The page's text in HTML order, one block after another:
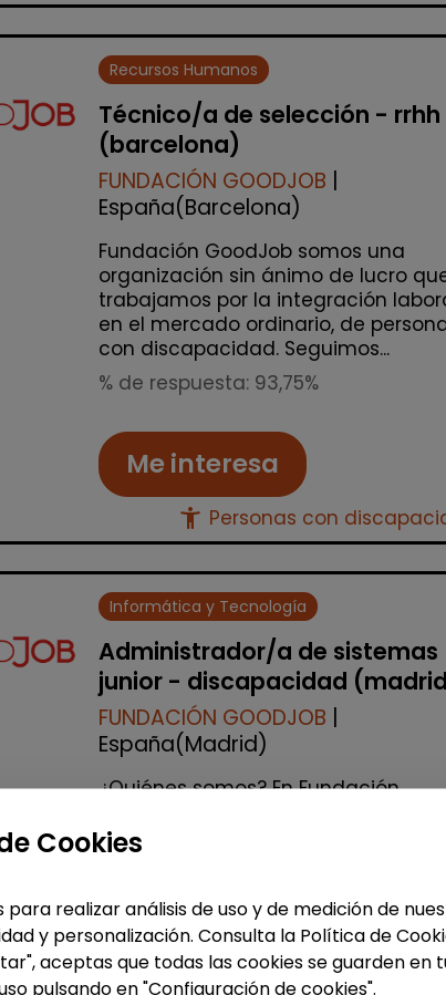
Recursos Humanos
Técnico/a de selección - rrhh
(barcelona)
FUNDACIÓN GOODJOB
España(Barcelona)
Fundación GoodJob somos una
organización sin ánimo de lucro
trabajamos por la integración
en el mercado ordinario, de
con discapacidad. Seguimos...
% de respuesta: 93,75%
Me interesa
accessibility_new Personas con
Informática y Tecnología
Administrador/a de sistemas
junior - discapacidad
FUNDACIÓN GOODJOB
España(Madrid)
¿Quiénes somos? En Fundación
laboral de PERSONAS CON
DISCAPACIDAD en entornos
% de respuesta: 93,75%
Cookies
realizar análisis de uso y de medición de
y personalización. Consulta la Política de
aceptas que todas las cookies se guarden en
pulsando en "Configuración de cookies".